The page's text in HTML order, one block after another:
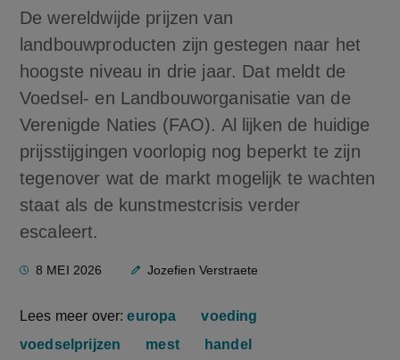
De wereldwijde prijzen van
landbouwproducten zijn gestegen naar het
hoogste niveau in drie jaar. Dat meldt de
Voedsel- en Landbouworganisatie van de
Verenigde Naties (FAO). Al lijken de huidige
prijsstijgingen voorlopig nog beperkt te zijn
tegenover wat de markt mogelijk te wachten
staat als de kunstmestcrisis verder
escaleert.
8 MEI 2026 Jozefien Verstraete
Lees meer over:europa
voeding
voedselprijzen
mest handel